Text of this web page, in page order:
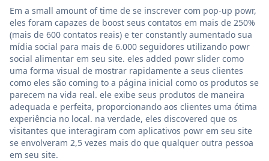
Em a small amount of time de se inscrever com pop-up powr,
eles foram capazes de boost seus contatos em mais de 250%
(mais de 600 contatos reais) e ter constantly aumentado sua
mídia social para mais de 6.000 seguidores utilizando powr
social alimentar em seu site. eles added powr slider como
uma forma visual de mostrar rapidamente a seus clientes
como eles são coming to a página inicial como os produtos se
parecem na vida real. ele exibe seus produtos de maneira
adequada e perfeita, proporcionando aos clientes uma ótima
experiência no local. na verdade, eles discovered que os
visitantes que interagiram com aplicativos powr em seu site
se envolveram 2,5 vezes mais do que qualquer outra pessoa
em seu site.